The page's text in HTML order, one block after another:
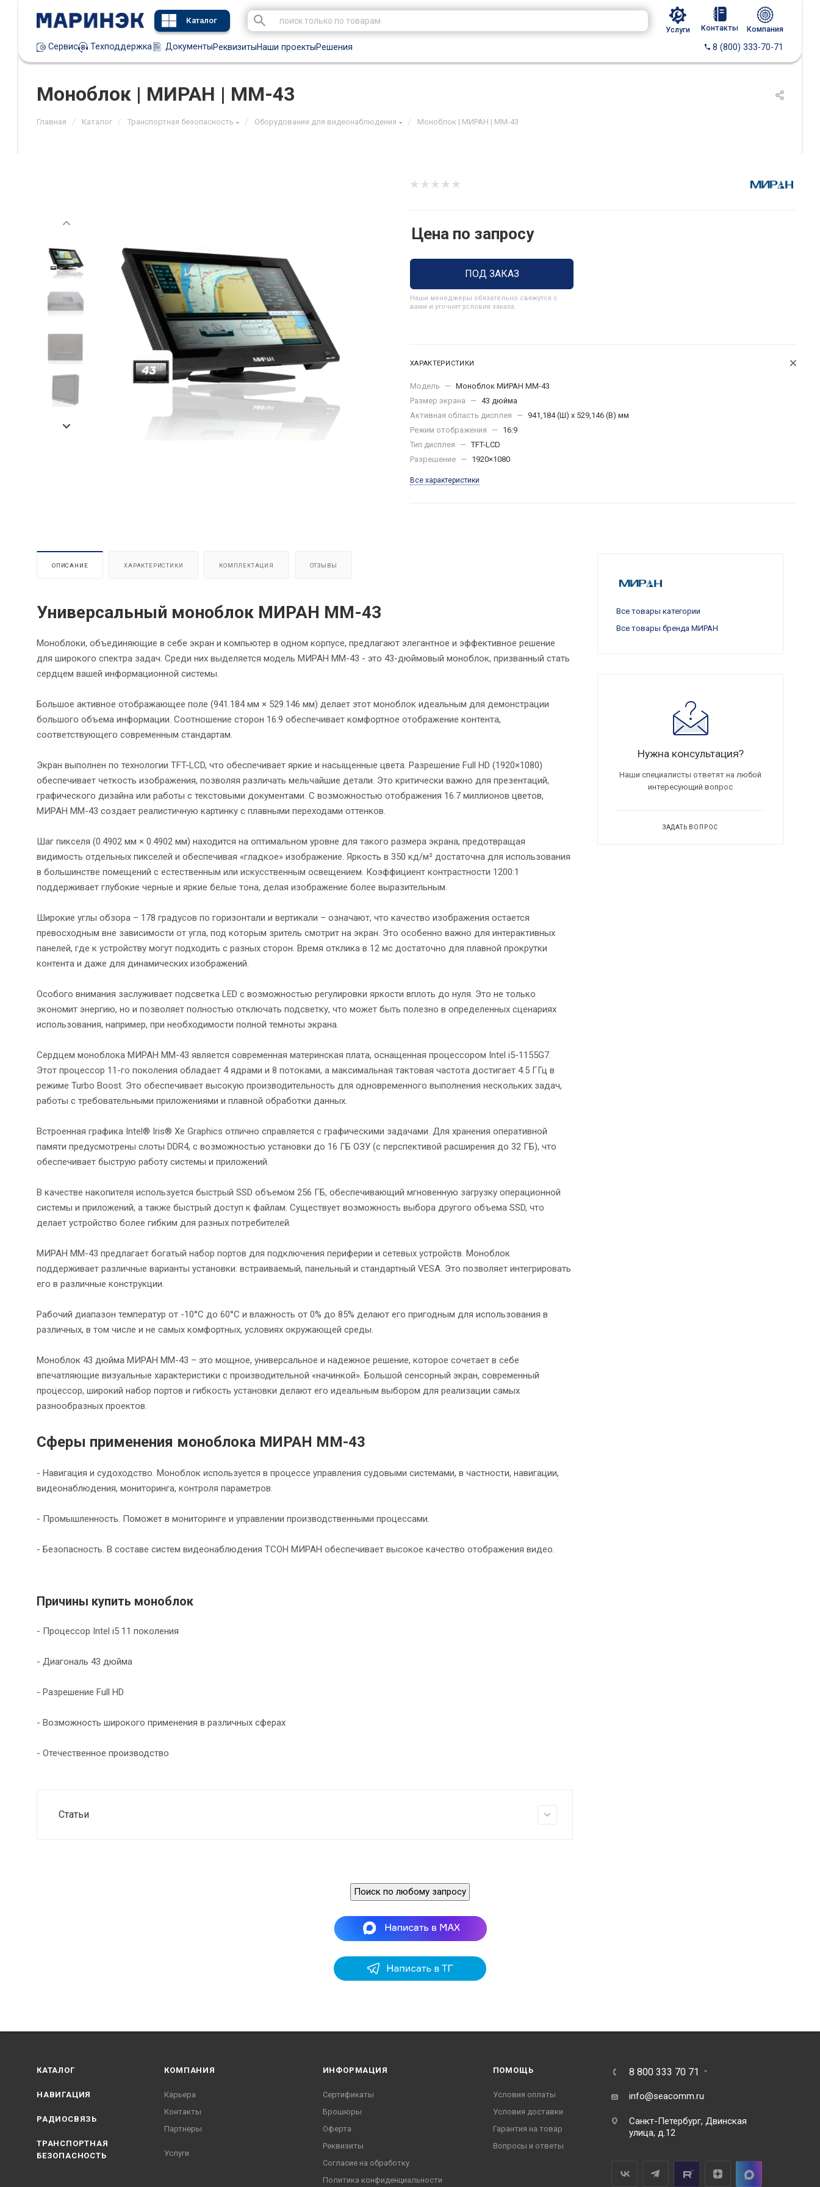
Каталог
Услуги Контакты Компания
Сервис Техподдержка ДокументыРеквизитыНаши проектыРешения 8 (800) 333-70-71
Моноблок | МИРАН | ММ-43
Главная / Каталог / Транспортная безопасность / Оборудование для видеонаблюдения / Моноблок | МИРАН | ММ-43
Цена по запросу
ПОД ЗАКАЗ
Наши менеджеры обязательно свяжутся с
вами и уточнят условия заказа
ХАРАКТЕРИСТИКИ
Модель — Моноблок МИРАН ММ-43
Размер экрана
— 43 дюйма
Активная область дисплея
— 941,184 (Ш) х 529,146 (В) мм
Режим отображения
— 16:9
Тип дисплея
— TFT-LCD
Разрешение — 1920×1080
Все характеристики
ОПИСАНИЕ ХАРАКТЕРИСТИКИ КОМПЛЕКТАЦИЯ ОТЗЫВЫ
Универсальный моноблок МИРАН ММ-43
Моноблоки, объединяющие в себе экран и компьютер в одном корпусе, предлагают элегантное и эффективное решение
для широкого спектра задач. Среди них выделяется модель МИРАН ММ-43 - это 43-дюймовый моноблок, призванный стать
сердцем вашей информационной системы.
Большое активное отображающее поле (941.184 мм × 529.146 мм) делает этот моноблок идеальным для демонстрации
большого объема информации. Соотношение сторон 16:9 обеспечивает комфортное отображение контента,
соответствующего современным стандартам.
Экран выполнен по технологии TFT-LCD, что обеспечивает яркие и насыщенные цвета. Разрешение Full HD (1920×1080)
обеспечивает четкость изображения, позволяя различать мельчайшие детали. Это критически важно для презентаций,
графического дизайна или работы с текстовыми документами. С возможностью отображения 16.7 миллионов цветов,
МИРАН ММ-43 создает реалистичную картинку с плавными переходами оттенков.
Шаг пикселя (0.4902 мм × 0.4902 мм) находится на оптимальном уровне для такого размера экрана, предотвращая
видимость отдельных пикселей и обеспечивая «гладкое» изображение. Яркость в 350 кд/м² достаточна для использования
в большинстве помещений с естественным или искусственным освещением. Коэффициент контрастности 1200:1
поддерживает глубокие черные и яркие белые тона, делая изображение более выразительным.
Широкие углы обзора – 178 градусов по горизонтали и вертикали – означают, что качество изображения остается
превосходным вне зависимости от угла, под которым зритель смотрит на экран. Это особенно важно для интерактивных
панелей, где к устройству могут подходить с разных сторон. Время отклика в 12 мс достаточно для плавной прокрутки
контента и даже для динамических изображений.
Особого внимания заслуживает подсветка LED с возможностью регулировки яркости вплоть до нуля. Это не только
экономит энергию, но и позволяет полностью отключать подсветку, что может быть полезно в определенных сценариях
использования, например, при необходимости полной темноты экрана.
Сердцем моноблока МИРАН ММ-43 является современная материнская плата, оснащенная процессором Intel i5-1155G7.
Этот процессор 11-го поколения обладает 4 ядрами и 8 потоками, а максимальная тактовая частота достигает 4.5 ГГц в
режиме Turbo Boost. Это обеспечивает высокую производительность для одновременного выполнения нескольких задач,
работы с требовательными приложениями и плавной обработки данных.
Встроенная графика Intel® Iris® Xe Graphics отлично справляется с графическими задачами. Для хранения оперативной
памяти предусмотрены слоты DDR4, с возможностью установки до 16 ГБ ОЗУ (с перспективой расширения до 32 ГБ), что
обеспечивает быструю работу системы и приложений.
В качестве накопителя используется быстрый SSD объемом 256 ГБ, обеспечивающий мгновенную загрузку операционной
системы и приложений, а также быстрый доступ к файлам. Существует возможность выбора другого объема SSD, что
делает устройство более гибким для разных потребителей.
МИРАН ММ-43 предлагает богатый набор портов для подключения периферии и сетевых устройств. Моноблок
поддерживает различные варианты установки: встраиваемый, панельный и стандартный VESA. Это позволяет интегрировать
его в различные конструкции.
Рабочий диапазон температур от -10°C до 60°C и влажность от 0% до 85% делают его пригодным для использования в
различных, в том числе и не самых комфортных, условиях окружающей среды.
Моноблок 43 дюйма МИРАН ММ-43 – это мощное, универсальное и надежное решение, которое сочетает в себе
впечатляющие визуальные характеристики с производительной «начинкой». Большой сенсорный экран, современный
процессор, широкий набор портов и гибкость установки делают его идеальным выбором для реализации самых
разнообразных проектов.
Сферы применения моноблока МИРАН ММ-43
- Навигация и судоходство. Моноблок используется в процессе управления судовыми системами, в частности, навигации,
видеонаблюдения, мониторинга, контроля параметров.
- Промышленность. Поможет в мониторинге и управлении производственными процессами.
- Безопасность. В составе систем видеонаблюдения ТСОН МИРАН обеспечивает высокое качество отображения видео.
Причины купить моноблок
- Процессор Intel i5 11 поколения
- Диагональ 43 дюйма
- Разрешение Full HD
- Возможность широкого применения в различных сферах
- Отечественное производство
Статьи
Все товары категории
Все товары бренда МИРАН
Нужна консультация?
Наши специалисты ответят на любой
интересующий вопрос
ЗАДАТЬ ВОПРОС
Поиск по любому запросу
КАТАЛОГ
НАВИГАЦИЯ
РАДИОСВЯЗЬ
ТРАНСПОРТНАЯ
БЕЗОПАСНОСТЬ
КОМПАНИЯ
Карьера
Контакты
Партнеры
Услуги
ИНФОРМАЦИЯ
Сертификаты
Брошюры
Оферта
Реквизиты
Согласие на обработку
Политика конфиденциальности
ПОМОЩЬ
Условия оплаты
Условия доставки
Гарантия на товар
Вопросы и ответы
8 800 333 70 71
info@seacomm.ru
Санкт-Петербург, Двинская
улица, д.12